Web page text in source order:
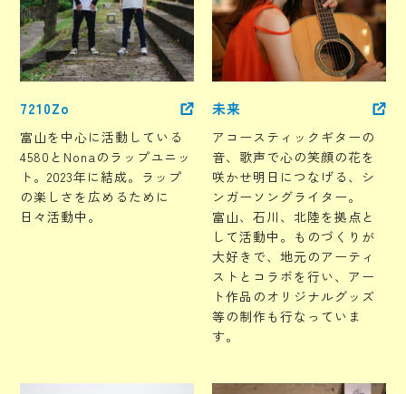
7210Zo
富山を中心に活動している
4580とNonaのラップユニッ
ト。2023年に結成。ラップ
の楽しさを広めるために
日々活動中。
未来
アコースティックギターの
音、歌声で心の笑顔の花を
咲かせ明日につなげる、シ
ンガーソングライター。
富山、石川、北陸を拠点と
して活動中。ものづくりが
大好きで、地元のアーティ
ストとコラボを行い、アー
ト作品のオリジナルグッズ
等の制作も行なっていま
す。